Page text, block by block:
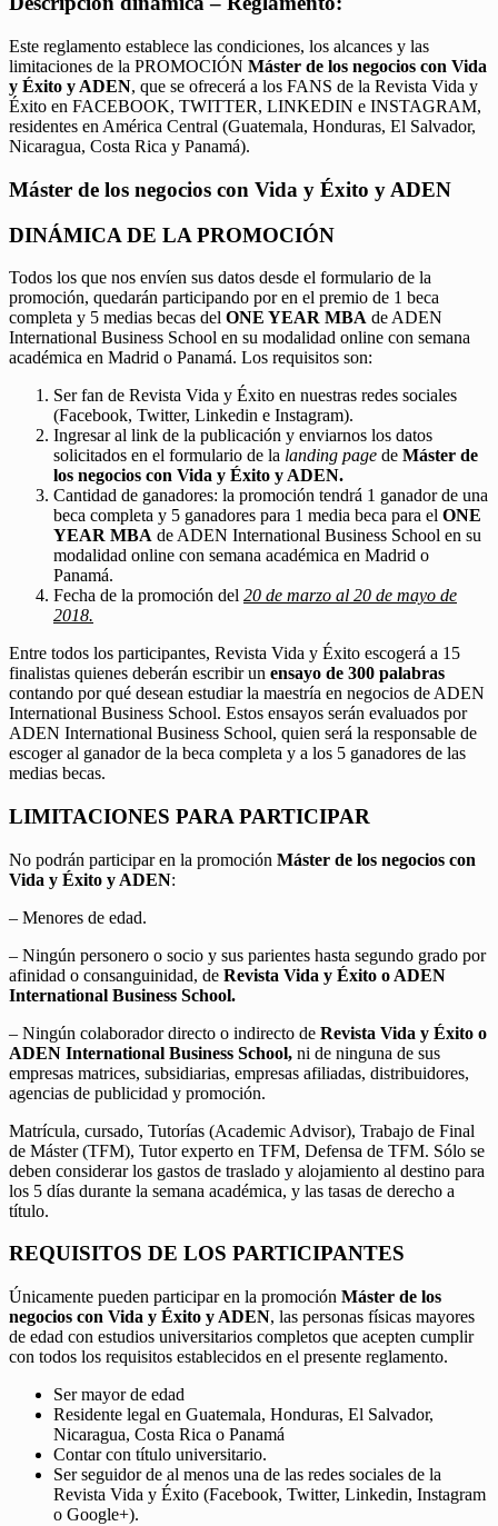
Este reglamento establece las condiciones, los alcances y las
limitaciones de la PROMOCIÓN Máster de los negocios con Vida
y Éxito y ADEN, que se ofrecerá a los FANS de la Revista Vida y
Éxito en FACEBOOK, TWITTER, LINKEDIN e INSTAGRAM,
residentes en América Central (Guatemala, Honduras, El Salvador,
Nicaragua, Costa Rica y Panamá).
Máster de los negocios con Vida y Éxito y ADEN
DINÁMICA DE LA PROMOCIÓN
Todos los que nos envíen sus datos desde el formulario de la
promoción, quedarán participando por en el premio de 1 beca
completa y 5 medias becas del ONE YEAR MBA de ADEN
International Business School en su modalidad online con semana
académica en Madrid o Panamá. Los requisitos son:
Ser fan de Revista Vida y Éxito en nuestras redes sociales
(Facebook, Twitter, Linkedin e Instagram).
Ingresar al link de la publicación y enviarnos los datos
solicitados en el formulario de la landing page de Máster de
los negocios con Vida y Éxito y ADEN.
Cantidad de ganadores: la promoción tendrá 1 ganador de una
beca completa y 5 ganadores para 1 media beca para el ONE
YEAR MBA de ADEN International Business School en su
modalidad online con semana académica en Madrid o
Panamá.
Fecha de la promoción del 20 de marzo al 20 de mayo de
2018.
Entre todos los participantes, Revista Vida y Éxito escogerá a 15
finalistas quienes deberán escribir un ensayo de 300 palabras
contando por qué desean estudiar la maestría en negocios de ADEN
International Business School. Estos ensayos serán evaluados por
ADEN International Business School, quien será la responsable de
escoger al ganador de la beca completa y a los 5 ganadores de las
medias becas.
LIMITACIONES PARA PARTICIPAR
No podrán participar en la promoción Máster de los negocios con
Vida y Éxito y ADEN:
– Menores de edad.
– Ningún personero o socio y sus parientes hasta segundo grado por
afinidad o consanguinidad, de Revista Vida y Éxito o ADEN
International Business School.
– Ningún colaborador directo o indirecto de Revista Vida y Éxito o
ADEN International Business School, ni de ninguna de sus
empresas matrices, subsidiarias, empresas afiliadas, distribuidores,
agencias de publicidad y promoción.
Matrícula, cursado, Tutorías (Academic Advisor), Trabajo de Final
de Máster (TFM), Tutor experto en TFM, Defensa de TFM. Sólo se
deben considerar los gastos de traslado y alojamiento al destino para
los 5 días durante la semana académica, y las tasas de derecho a
título.
REQUISITOS DE LOS PARTICIPANTES
Únicamente pueden participar en la promoción Máster de los
negocios con Vida y Éxito y ADEN, las personas físicas mayores
de edad con estudios universitarios completos que acepten cumplir
con todos los requisitos establecidos en el presente reglamento.
Ser mayor de edad
Residente legal en Guatemala, Honduras, El Salvador,
Nicaragua, Costa Rica o Panamá
Contar con título universitario.
Ser seguidor de al menos una de las redes sociales de la
Revista Vida y Éxito (Facebook, Twitter, Linkedin, Instagram
o Google+).